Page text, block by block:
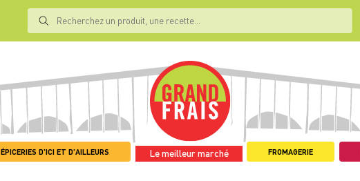
ÉPICERIES D'ICI ET D'AILLEURS Le meilleur marché FROMAGERIE